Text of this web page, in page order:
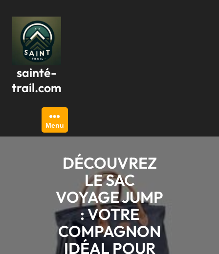
contenu
sainté-
trail.com
Menu
DÉCOUVREZ
LE SAC
VOYAGE JUMP
: VOTRE
COMPAGNON
IDÉAL POUR